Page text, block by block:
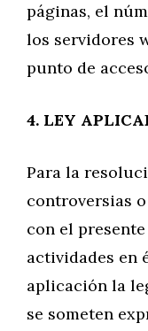
páginas, el
los servidores
punto de
4. LEY
Para la
controversias
con el
actividades en
aplicación la
se someten